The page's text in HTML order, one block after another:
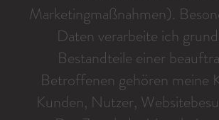
Marketingmaßnahmen).
Daten verarbeite ich
Bestandteile einer
Betroffenen gehören meine
Kunden, Nutzer,